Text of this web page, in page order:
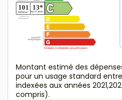
Montant estimé des
pour un usage standard
indexées aux années
compris).